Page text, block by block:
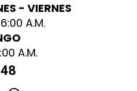
- VIERNES
A.M.
A.M.